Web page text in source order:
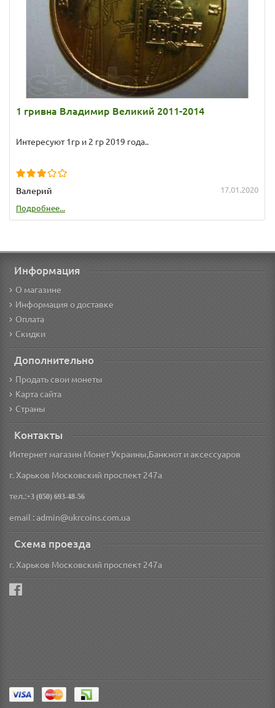
1 гривна Владимир Великий 2011-2014
Интересуют 1гр и 2 гр 2019 года..
Валерий 17.01.2020
Подробнее...
Информация
О магазине
Информация о доставке
Оплата
Скидки
Дополнительно
Продать свои монеты
Карта сайта
Страны
Контакты
Интернет магазин Монет Украины,Банкнот и аксессуаров
г. Харьков Московский проспект 247а
тел.:+3 (050) 693-48-56
email : admin@ukrcoins.com.ua
Схема проезда
г. Харьков Московский проспект 247а